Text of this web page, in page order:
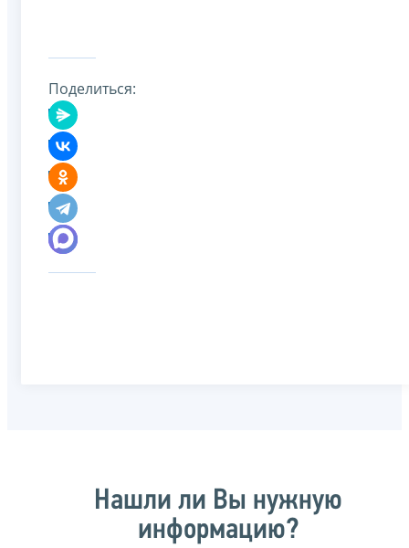
Поделиться:
Нашли ли Вы нужную
информацию?